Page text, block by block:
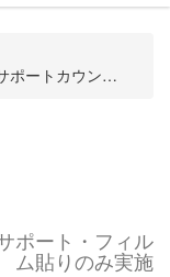
トカウンター
ポート・フィル
ム貼りのみ実施